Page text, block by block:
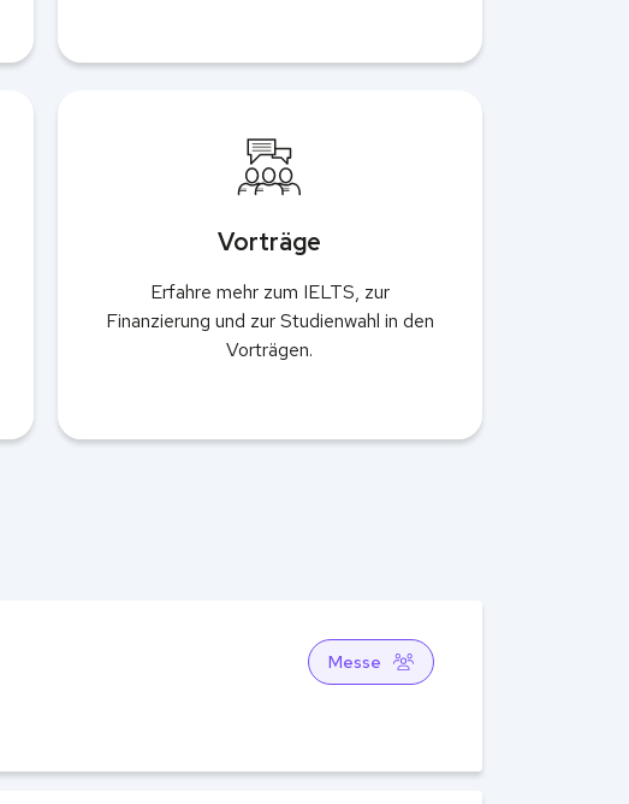
Vorträge
Erfahre mehr zum IELTS, zur
Finanzierung und zur Studienwahl in den
Vorträgen.
Messe